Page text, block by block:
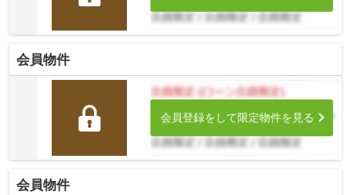
会員物件
会員登録をして限定物件を見る
会員物件